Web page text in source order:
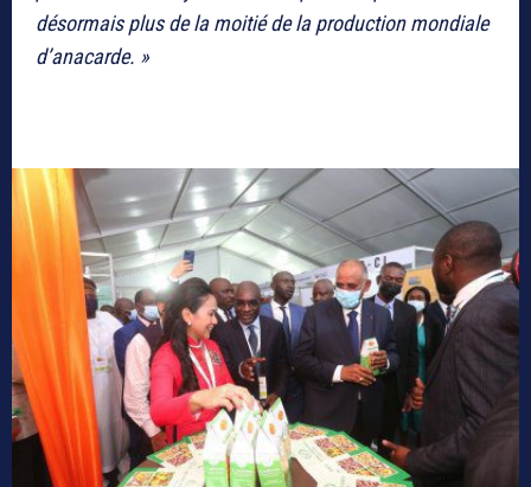
désormais plus de la moitié de la production mondiale
d’anacarde. »